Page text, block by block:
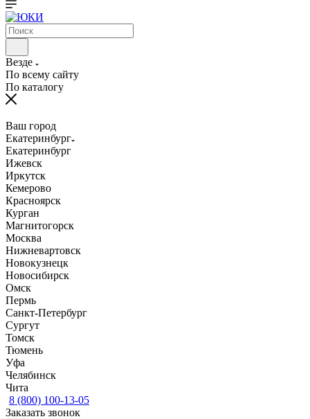
Везде
По всему сайту
По каталогу
Ваш город
Екатеринбург
Екатеринбург
Ижевск
Иркутск
Кемерово
Красноярск
Курган
Магнитогорск
Москва
Нижневартовск
Новокузнецк
Новосибирск
Омск
Пермь
Санкт-Петербург
Сургут
Томск
Тюмень
Уфа
Челябинск
Чита
8 (800) 100-13-05
Заказать звонок